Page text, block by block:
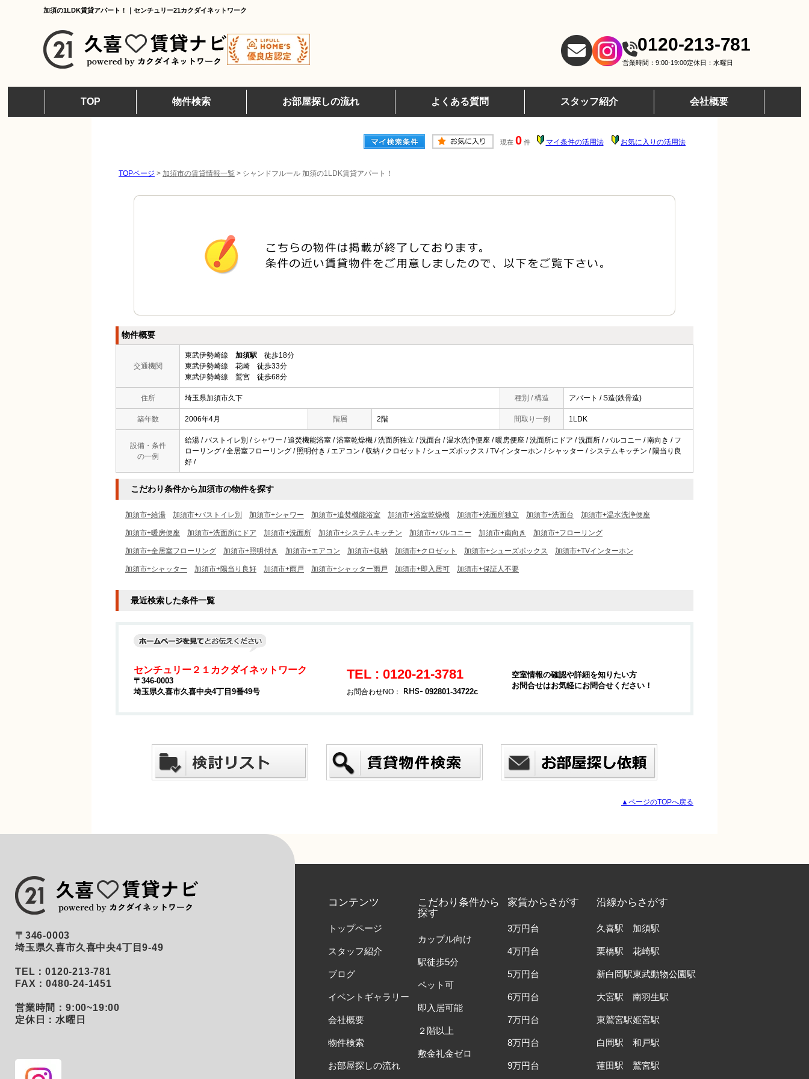
加須の1LDK賃貸アパート！｜センチュリー21カクダイネットワーク
0120-213-781
営業時間：9:00-19:00定休日：水曜日
TOP 物件検索 お部屋探しの流れ よくある質問 スタッフ紹介 会社概要
現在 0 件 マイ条件の活用法 お気に入りの活用法
TOPページ > 加須市の賃貸情報一覧 > シャンドフルール 加須の1LDK賃貸アパート！
物件概要
交通機関
東武伊勢崎線 加須駅 徒歩18分
東武伊勢崎線 花崎 徒歩33分
東武伊勢崎線 鷲宮 徒歩68分
住所 埼玉県加須市久下 種別 / 構造 アパート / S造(鉄骨造)
築年数 2006年4月 階層 2階 間取り一例 1LDK
設備・条件
の一例
給湯 / バストイレ別 / シャワー / 追焚機能浴室 / 浴室乾燥機 / 洗面所独立 / 洗面台 / 温水洗浄便座 / 暖房便座 / 洗面所にドア / 洗面所 / バルコニー / 南向き / フ
ローリング / 全居室フローリング / 照明付き / エアコン / 収納 / クロゼット / シューズボックス / TVインターホン / シャッター / システムキッチン / 陽当り良
好 /
こだわり条件から加須市の物件を探す
加須市+給湯 加須市+バストイレ別 加須市+シャワー 加須市+追焚機能浴室 加須市+浴室乾燥機 加須市+洗面所独立 加須市+洗面台 加須市+温水洗浄便座
加須市+暖房便座 加須市+洗面所にドア 加須市+洗面所 加須市+システムキッチン 加須市+バルコニー 加須市+南向き 加須市+フローリング
加須市+全居室フローリング 加須市+照明付き 加須市+エアコン 加須市+収納 加須市+クロゼット 加須市+シューズボックス 加須市+TVインターホン
加須市+シャッター 加須市+陽当り良好 加須市+雨戸 加須市+シャッター雨戸 加須市+即入居可 加須市+保証人不要
最近検索した条件一覧
センチュリー２１カクダイネットワーク
〒346-0003
埼玉県久喜市久喜中央4丁目9番49号
TEL : 0120-21-3781
お問合わせNO： 092801-34722c
空室情報の確認や詳細を知りたい方
お問合せはお気軽にお問合せください！
▲ページのTOPへ戻る
〒346-0003
埼玉県久喜市久喜中央4丁目9-49
TEL：0120-213-781
FAX：0480-24-1451
営業時間：9:00~19:00
定休日：水曜日
コンテンツ
トップページ
スタッフ紹介
ブログ
イベントギャラリー
会社概要
物件検索
お部屋探しの流れ
こだわり条件から
探す
カップル向け
駅徒歩5分
ペット可
即入居可能
２階以上
敷金礼金ゼロ
家賃からさがす
3万円台
4万円台
5万円台
6万円台
7万円台
8万円台
9万円台
沿線からさがす
久喜駅
栗橋駅
新白岡駅
大宮駅
東鷲宮駅
白岡駅
蓮田駅
加須駅
花崎駅
東武動物公園駅
南羽生駅
姫宮駅
和戸駅
鷲宮駅